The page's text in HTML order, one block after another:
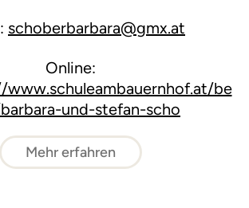
schoberbarbara@gmx.at
Online:
be
und-stefan-scho
Mehr erfahren